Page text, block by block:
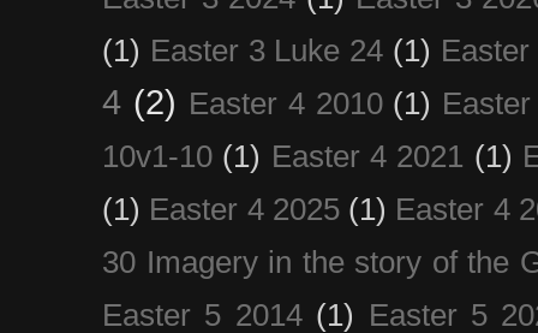
(1) Easter 3 Luke 24 (1)
4 (2) Easter 4 2010 (1)
10v1-10 (1) Easter 4 2021 (1)
(1) Easter 4 2025 (1) Easter 4
30 Imagery in the story of the
Easter 5 2014 (1) Easter 5